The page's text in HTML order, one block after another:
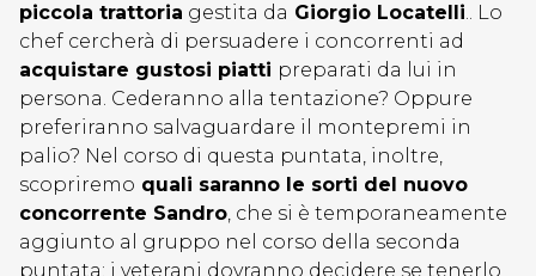
piccola trattoria gestita da Giorgio Locatelli.. Lo
chef cercherà di persuadere i concorrenti ad
acquistare gustosi piatti preparati da lui in
persona. Cederanno alla tentazione? Oppure
preferiranno salvaguardare il montepremi in
palio? Nel corso di questa puntata, inoltre,
scopriremo quali saranno le sorti del nuovo
concorrente Sandro, che si è temporaneamente
aggiunto al gruppo nel corso della seconda
puntata; i veterani dovranno decidere se tenerlo